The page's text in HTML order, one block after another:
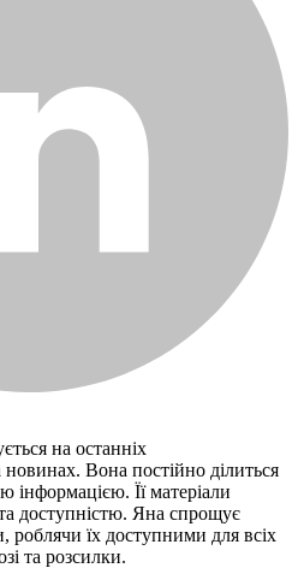
на останніх
Вона постійно ділиться
інформацією. Її матеріали
та доступністю. Яна спрощує
роблячи їх доступними для всіх
та розсилки.